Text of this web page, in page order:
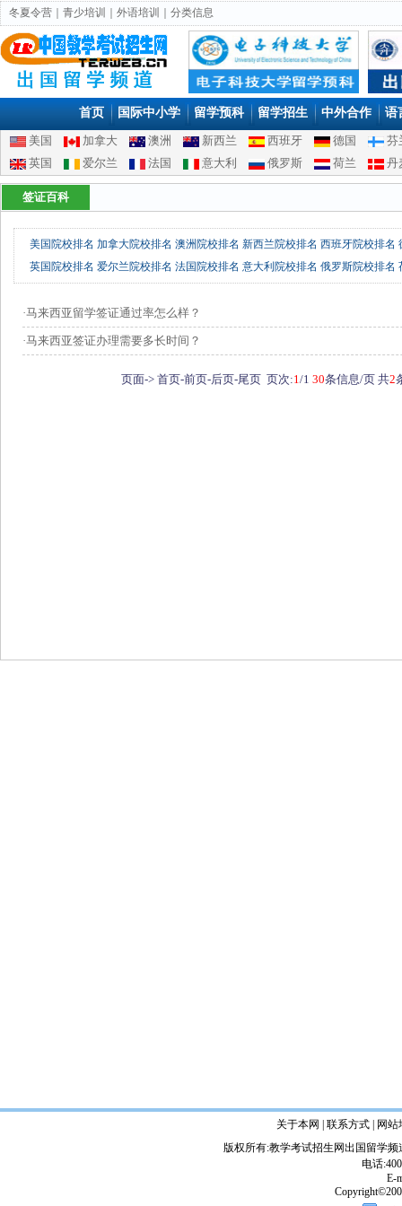
冬夏令营 青少培训 外语培训 分类信息
首页 国际中小学 留学预科 留学招生 中外合作 语
美国 加拿大 澳洲 新西兰 西班牙 德国
芬
英国
爱尔兰 法国 意大利 俄罗斯 荷兰 丹
签证百科
美国院校排名 加拿大院校排名 澳洲院校排名 新西兰院校排名 西班牙院校排
英国院校排名 爱尔兰院校排名 法国院校排名 意大利院校排名 俄罗斯院校排
·马来西亚留学签证通过率怎么样？
·马来西亚签证办理需要多长时间？
页面-> 首页-前页-后页-尾页 页次:1/1 30条信息/页 共2
关于本网 | 联系方式 | 网
版权所有:教学考试招生网出国留学
电话
E-